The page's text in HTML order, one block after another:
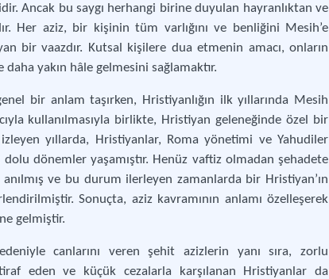
Ancak bu saygı herhangi birine duyulan hayranlıktan ve
Her aziz, bir kişinin tüm varlığını ve benliğini Mesih’e
bir vaazdır. Kutsal kişilere dua etmenin amacı, onların
daha yakın hâle gelmesini sağlamaktır.
bir anlam taşırken, Hristiyanlığın ilk yıllarında Mesih
kullanılmasıyla birlikte, Hristiyan geleneğinde özel bir
yıllarda, Hristiyanlar, Roma yönetimi ve Yahudiler
dönemler yaşamıştır. Henüz vaftiz olmadan şehadete
ve bu durum ilerleyen zamanlarda bir Hristiyan’ın
Sonuçta, aziz kavramının anlamı özelleşerek
gelmiştir.
canlarını veren şehit azizlerin yanı sıra, zorlu
eden ve küçük cezalarla karşılanan Hristiyanlar da